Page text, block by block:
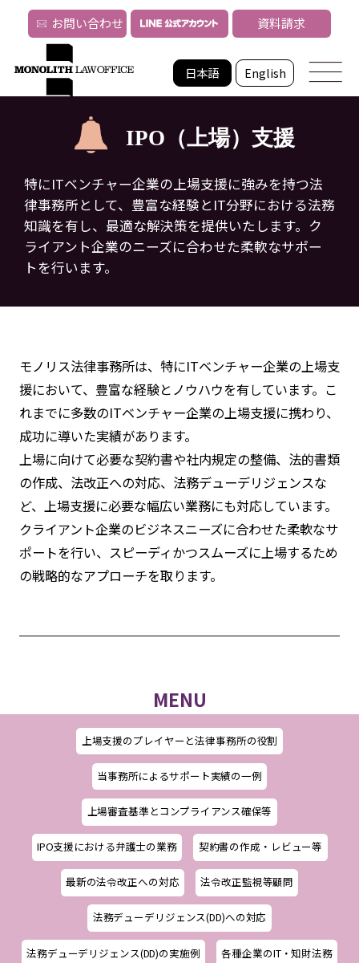
日本語 English
お問い合わせ 資料請求
IPO（上場）支援
特にITベンチャー企業の上場支援に強みを持つ法
律事務所として、豊富な経験とIT分野における法務
知識を有し、 最適な解決策を提供いたします。ク
ライアント企業のニーズに合わせた柔軟なサポー
トを行います。
モノリス法律事務所は、特にITベンチャー企業の上場支
援において、豊富な経験とノウハウを有しています。こ
れまでに多数のITベンチャー企業の上場支援に携わり、
成功に導いた実績があります。
上場に向けて必要な契約書や社内規定の整備、法的書類
の作成、法改正への対応、法務デューデリジェンスな
ど、上場支援に必要な幅広い業務にも対応しています。
クライアント企業のビジネスニーズに合わせた柔軟なサ
ポートを行い、スピーディかつスムーズに上場するため
の戦略的なアプローチを取ります。
MENU
上場支援のプレイヤーと法律事務所の役割
当事務所によるサポート実績の一例
上場審査基準とコンプライアンス確保等
IPO支援における弁護士の業務 契約書の作成・レビュー等
最新の法令改正への対応 法令改正監視等顧問
法務デューデリジェンス(DD)への対応
法務デューデリジェンス(DD)の実施例 各種企業のIT・知財法務